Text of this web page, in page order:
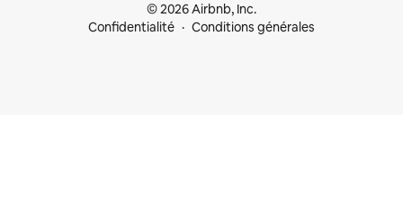
© 2026 Airbnb, Inc.
Confidentialité
Conditions générales